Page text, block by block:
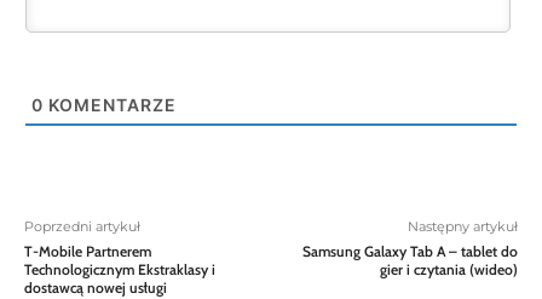
0 KOMENTARZE
Poprzedni artykuł
T-Mobile Partnerem
Technologicznym Ekstraklasy i
dostawcą nowej usługi
Następny artykuł
Samsung Galaxy Tab A – tablet do
gier i czytania (wideo)